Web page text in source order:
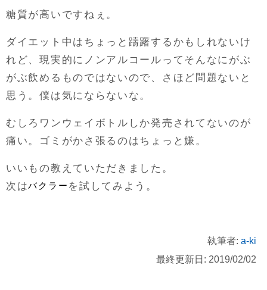
糖質が高いですねぇ。
ダイエット中はちょっと躊躇するかもしれないけ
れど、現実的にノンアルコールってそんなにがぶ
がぶ飲めるものではないので、さほど問題ないと
思う。僕は気にならないな。
むしろワンウェイボトルしか発売されてないのが
痛い。ゴミがかさ張るのはちょっと嫌。
いいもの教えていただきました。
次はバクラー を試してみよう。
執筆者: a-ki
最終更新日: 2019/02/02